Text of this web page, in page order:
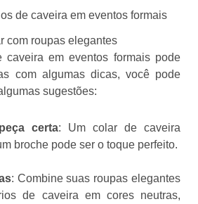
de caveira em eventos formais
com roupas elegantes
caveira em eventos formais pode
com algumas dicas, você pode
sugestões:
certa: Um colar de caveira
broche pode ser o toque perfeito.
: Combine suas roupas elegantes
de caveira em cores neutras,